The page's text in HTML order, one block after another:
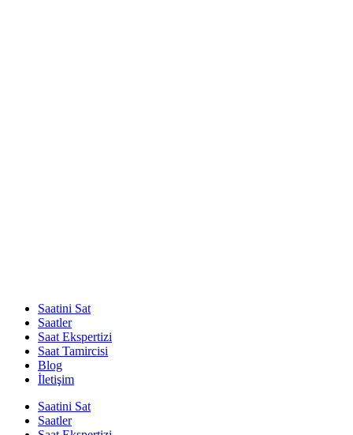
Saatini Sat
Saatler
Saat Ekspertizi
Saat Tamircisi
Blog
İletişim
Saatini Sat
Saatler